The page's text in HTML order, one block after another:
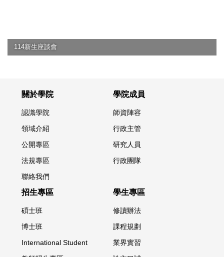
114新生座談會
關於學院
認識學院
領域介紹
公開專區
法規專區
聯絡我們
學院成員
師資陣容
行政主管
研究人員
行政團隊
招生專區
碩士班
博士班
International Student
學生專區
修讀辦法
課程規劃
業界實習